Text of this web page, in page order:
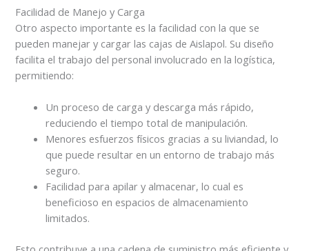
Facilidad de Manejo y Carga
Otro aspecto importante es la facilidad con la que se
pueden manejar y cargar las cajas de Aislapol. Su diseño
facilita el trabajo del personal involucrado en la logística,
permitiendo:
Un proceso de carga y descarga más rápido,
reduciendo el tiempo total de manipulación.
Menores esfuerzos físicos gracias a su liviandad, lo
que puede resultar en un entorno de trabajo más
seguro.
Facilidad para apilar y almacenar, lo cual es
beneficioso en espacios de almacenamiento
limitados.